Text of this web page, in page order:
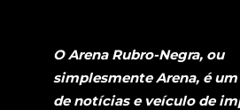
O Arena Rubro-Negra, ou
simplesmente Arena, é
de notícias e veículo de